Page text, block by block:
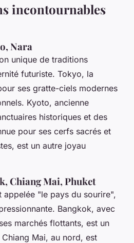
incontournables
Nara
unique de traditions
futuriste. Tokyo, la
ses gratte-ciels modernes
Kyoto, ancienne
historiques et des
pour ses cerfs sacrés et
est un autre joyau
Chiang Mai, Phuket
appelée "le pays du sourire",
Bangkok, avec
marchés flottants, est un
Mai, au nord, est